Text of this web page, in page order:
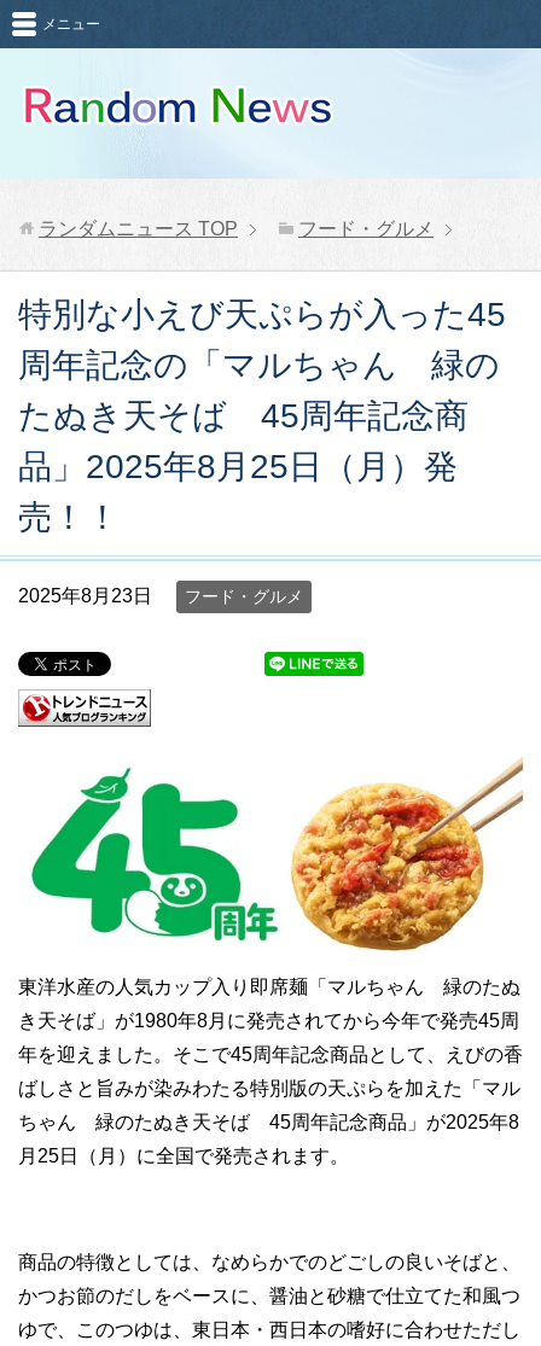
メニュー
ランダムニュース TOP フード・グルメ
特別な小えび天ぷらが入った45
周年記念の「マルちゃん 緑の
たぬき天そば 45周年記念商
品」2025年8月25日（月）発
売！！
2025年8月23日 フード・グルメ
東洋水産の人気カップ入り即席麺「マルちゃん 緑のたぬ
き天そば」が1980年8月に発売されてから今年で発売45周
年を迎えました。そこで45周年記念商品として、えびの香
ばしさと旨みが染みわたる特別版の天ぷらを加えた「マル
ちゃん 緑のたぬき天そば 45周年記念商品」が2025年8
月25日（月）に全国で発売されます。
商品の特徴としては、なめらかでのどごしの良いそばと、
かつお節のだしをベースに、醤油と砂糖で仕立てた和風つ
ゆで、このつゆは、東日本・西日本の嗜好に合わせただし